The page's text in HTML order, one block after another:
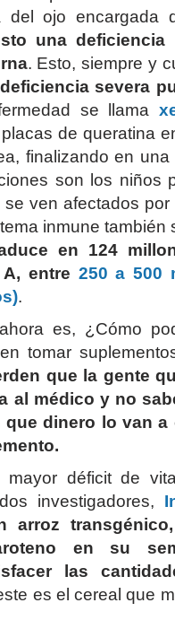
del ojo encargada
una deficiencia
. Esto, siempre y
severa
se llama
de queratina
finalizando en
son los niños
ven afectados
inmune también
en 124
entre 250 a 500
.
es, ¿Cómo
tomar
que la gente
al médico y no
que dinero lo van
déficit de
investigadores,
arroz
en su
las
es el cereal que